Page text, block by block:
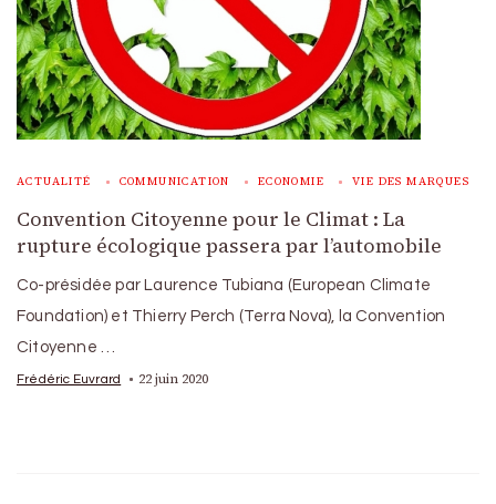
ACTUALITÉ COMMUNICATION ECONOMIE VIE DES MARQUES
Convention Citoyenne pour le Climat : La
rupture écologique passera par l’automobile
Co-présidée par Laurence Tubiana (European Climate
Foundation) et Thierry Perch (Terra Nova), la Convention
Citoyenne …
Frédéric Euvrard 22 juin 2020